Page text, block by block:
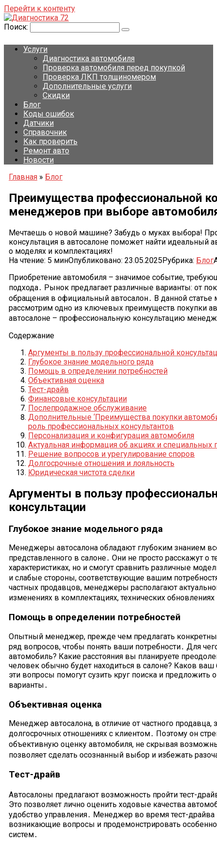
Перейти к контенту
Поиск:
Услуги
Диагностика автомобиля
Проверка автомобиля перед покупкой
Проверка ЛКП толщиномером
Дополнительные услуги
Скидки
Блог
Коды ошибок
Датчики
Справочник
Как проверить
Ремонт авто
Новости
Главная » Блог
Преимущества профессиональной
менеджеров при выборе
Мечтаешь о новой машине? Забудь о муках выбора!
консультация в автосалоне поможет найти идеальный
о моделях и комплектациях!
На чтение: 5 минОпубликовано: 23.05.2025Рубрика: Блог
Приобретение автомобиля – значимое событие,
подхода․ Рынок предлагает различные варианты: от
обращения в официальный автосалон․ В данной
рассмотрим одно из ключевых преимуществ покупки
автосалоне – профессиональную консультацию
Содержание
Аргументы в пользу профессиональной
Глубокое знание модельного ряда
Помощь в определении потребностей
Объективная оценка
Тест-драйв
Финансовые консультации
Послепродажное обслуживание
Дополнительные ‘Преимущества покупки
роль профессиональных консультантов
Персонализация и конфигурация автомобиля
Актуальная информация об акциях и специальных
Решение вопросов и урегулирование споров
Долгосрочные отношения и лояльность
Юридическая чистота сделки
Аргументы в пользу
консультации
Глубокое знание модельного ряда
Менеджеры автосалона обладают глубоким знанием
представленного в салоне․ Они не просто расскажут о
характеристиках, но и смогут сравнить различные
и слабые стороны, соответствующие вашим
частных продавцов, менеджеры располагают
изменениях в комплектациях, технических обновлениях
Помощь в определении потребностей
Опытный менеджер, прежде чем предлагать
ряд вопросов, чтобы понять ваши потребности․ Для
автомобиль? Какие расстояния вы планируете
человек обычно будет находиться в салоне? Каков
эти вопросы помогут сузить круг поиска и предложить
варианты․
Объективная оценка
Менеджер автосалона, в отличие от частного продавца,
долгосрочных отношениях с клиентом․ Поэтому он
объективную оценку автомобиля, не скрывая
позволяет сделать осознанный выбор и избежать
Тест-драйв
Автосалоны предлагают возможность пройти тест-
Это позволяет лично оценить ходовые качества
удобство управления․ Менеджер во время тест-драйва
возникающие вопросы и продемонстрировать
систем․